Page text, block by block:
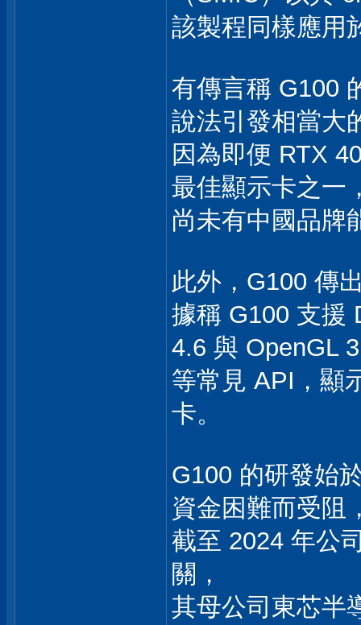
該製程同樣應用
有傳言稱 G100
說法引發相當大
因為即便 RTX
最佳顯示卡之一
尚未有中國品牌
此外，G100 傳
據稱 G100 支援
4.6 與 OpenGL
等常見 API，顯
卡。
G100 的研發始
資金困難而受阻
截至 2024 年公
關，
其母公司東芯半